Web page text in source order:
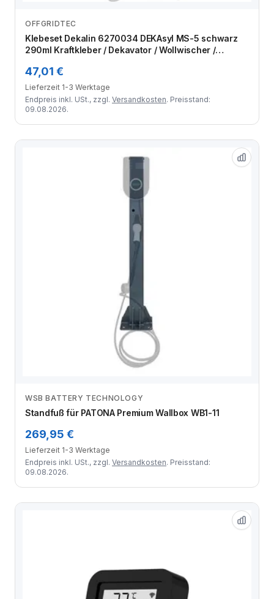
OFFGRIDTEC
Klebeset Dekalin 6270034 DEKAsyl MS-5 schwarz
290ml Kraftkleber / Dekavator / Wollwischer /
47,01 €
Lieferzeit 1-3 Werktage
Endpreis inkl. USt., zzgl. Versandkosten. Preisstand:
09.08.2026.
Zum Angebot
WSB BATTERY TECHNOLOGY
Standfuß für PATONA Premium Wallbox WB1-11
269,95 €
Lieferzeit 1-3 Werktage
Endpreis inkl. USt., zzgl. Versandkosten. Preisstand:
09.08.2026.